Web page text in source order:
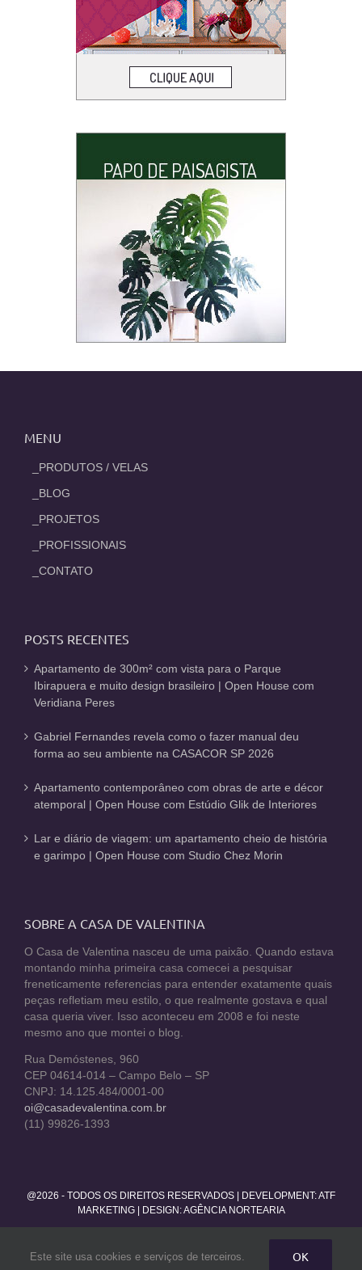
MENU
_PRODUTOS / VELAS
_BLOG
_PROJETOS
_PROFISSIONAIS
_CONTATO
POSTS RECENTES
Apartamento de 300m² com vista para o Parque
Ibirapuera e muito design brasileiro | Open House com
Veridiana Peres
Gabriel Fernandes revela como o fazer manual deu
forma ao seu ambiente na CASACOR SP 2026
Apartamento contemporâneo com obras de arte e décor
atemporal | Open House com Estúdio Glik de Interiores
Lar e diário de viagem: um apartamento cheio de história
e garimpo | Open House com Studio Chez Morin
SOBRE A CASA DE VALENTINA
O Casa de Valentina nasceu de uma paixão. Quando estava
montando minha primeira casa comecei a pesquisar
freneticamente referencias para entender exatamente quais
peças refletiam meu estilo, o que realmente gostava e qual
casa queria viver. Isso aconteceu em 2008 e foi neste
mesmo ano que montei o blog.
Rua Demóstenes, 960
CEP 04614-014 – Campo Belo – SP
CNPJ: 14.125.484/0001-00
oi@casadevalentina.com.br
(11) 99826-1393
@2026 - TODOS OS DIREITOS RESERVADOS | DEVELOPMENT:ATF
MARKETING| DESIGN: AGÊNCIA NORTEARIA
FacebookTwitterInstagramPinterestYouTube
Este site usa cookies e serviços de terceiros. OK